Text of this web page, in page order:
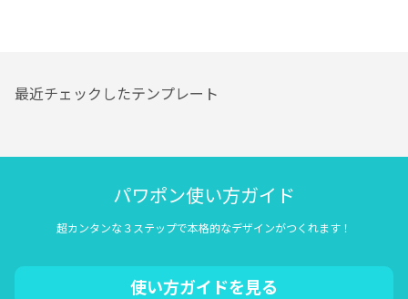
最近チェックしたテンプレート
パワポン使い方ガイド
超カンタンな３ステップで本格的なデザインがつくれます！
使い方ガイドを見る